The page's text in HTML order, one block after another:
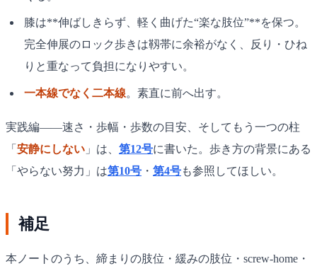
膝は**伸ばしきらず、軽く曲げた“楽な肢位”**を保つ。
完全伸展のロック歩きは靱帯に余裕がなく、反り・ひね
りと重なって負担になりやすい。
一本線でなく二本線。素直に前へ出す。
実践編——速さ・歩幅・歩数の目安、そしてもう一つの柱
「 安静にしない 」は、 第12号に書いた。歩き方の背景にある
「やらない努力」は第10号 ・ 第4号も参照してほしい。
補足
本ノートのうち、締まりの肢位・緩みの肢位・screw-home・